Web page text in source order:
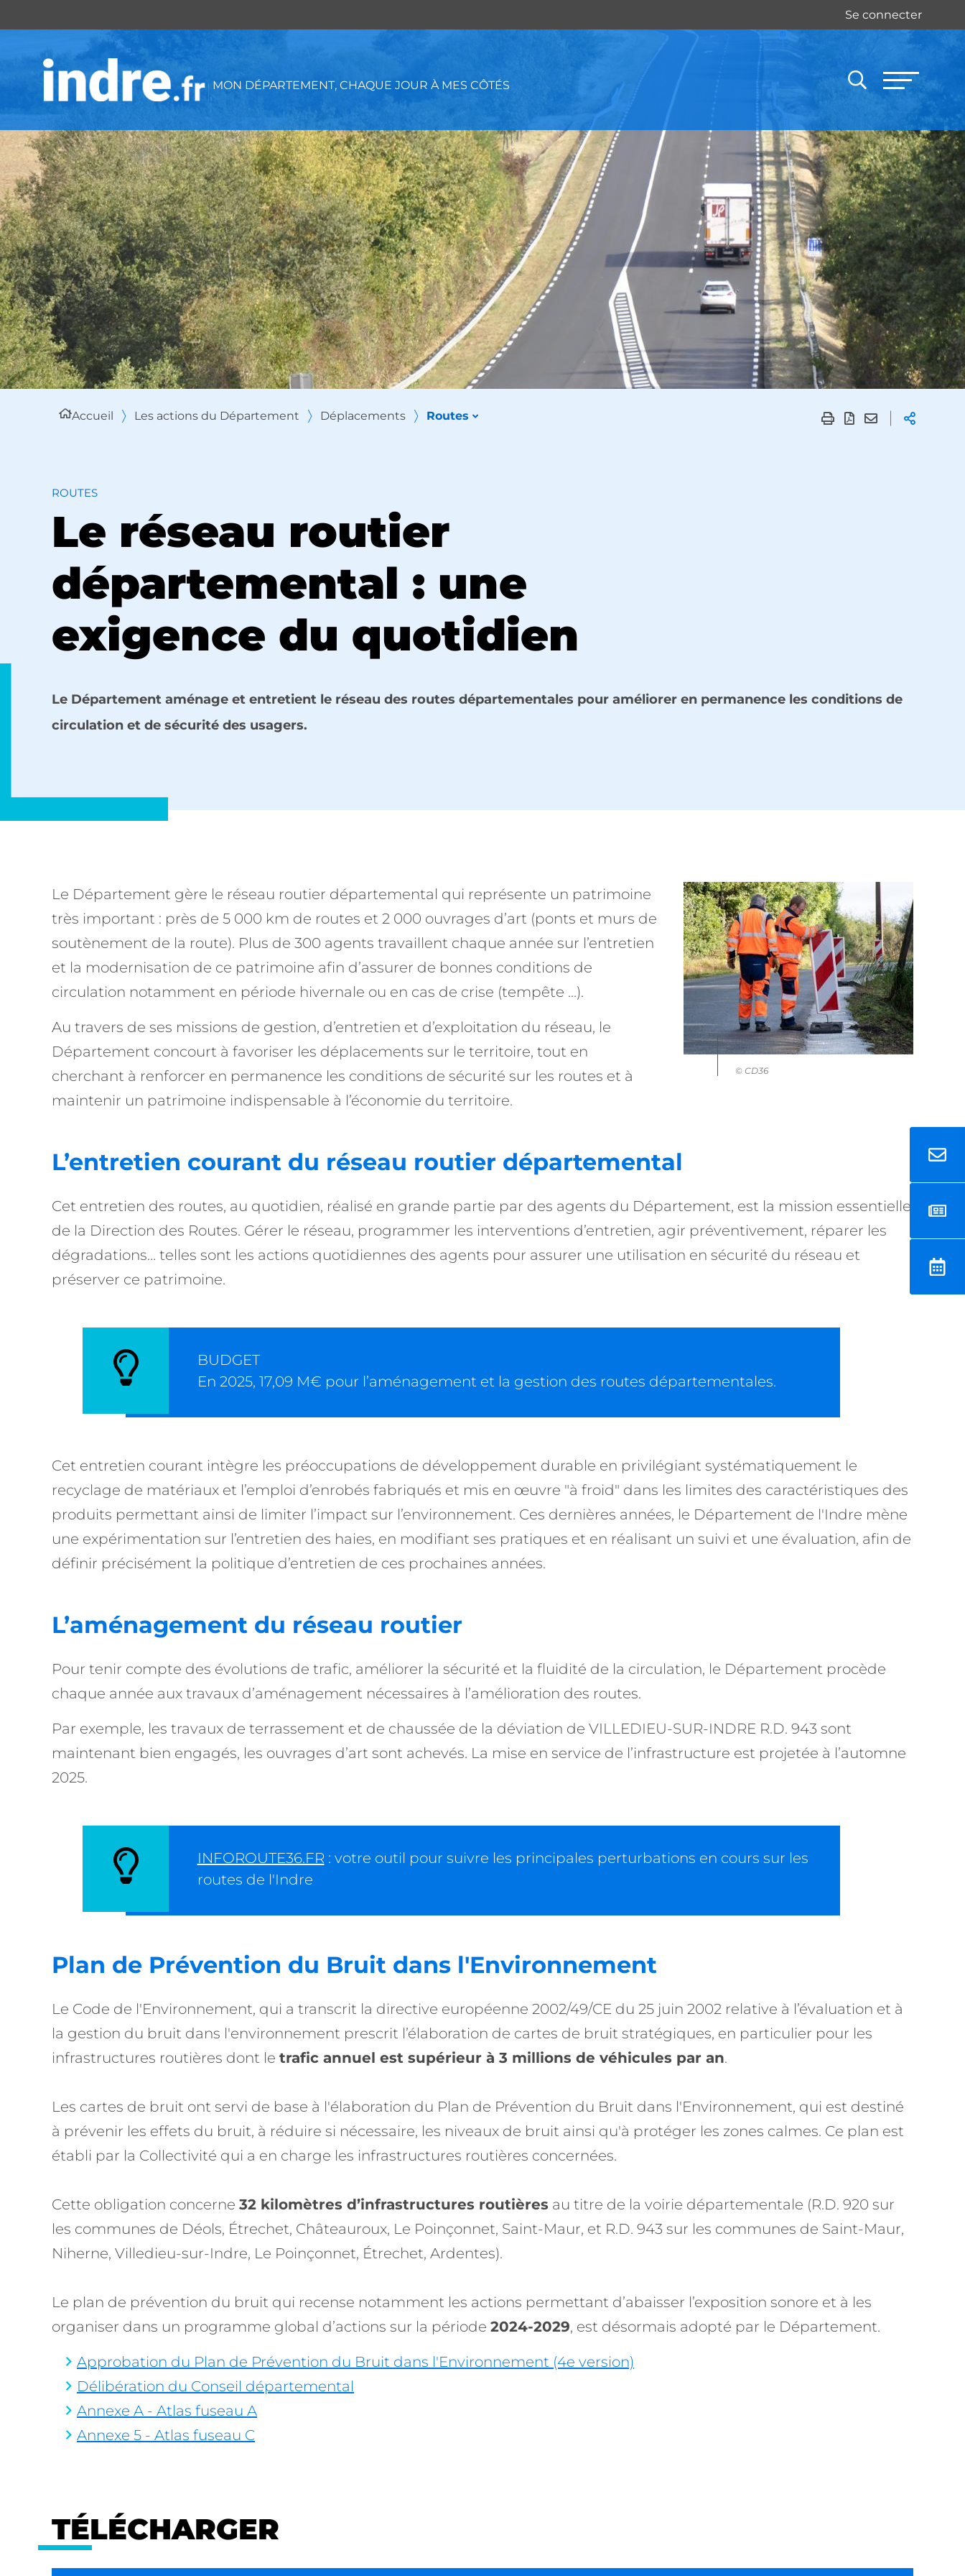
Se connecter
MON DÉPARTEMENT, CHAQUE JOUR À MES CÔTÉS
Accueil Les actions du Département Déplacements Routes
ROUTES
Le réseau routier
départemental : une
exigence du quotidien
Le Département aménage et entretient le réseau des routes départementales pour améliorer en permanence les conditions de
circulation et de sécurité des usagers.
© CD36
Le Département gère le réseau routier départemental qui représente un patrimoine
très important : près de 5 000 km de routes et 2 000 ouvrages d’art (ponts et murs de
soutènement de la route). Plus de 300 agents travaillent chaque année sur l’entretien
et la modernisation de ce patrimoine afin d’assurer de bonnes conditions de
circulation notamment en période hivernale ou en cas de crise (tempête ...).
Au travers de ses missions de gestion, d’entretien et d’exploitation du réseau, le
Département concourt à favoriser les déplacements sur le territoire, tout en
cherchant à renforcer en permanence les conditions de sécurité sur les routes et à
maintenir un patrimoine indispensable à l’économie du territoire.
L’entretien courant du réseau routier départemental
Cet entretien des routes, au quotidien, réalisé en grande partie par des agents du Département, est la mission essentielle
de la Direction des Routes. Gérer le réseau, programmer les interventions d’entretien, agir préventivement, réparer les
dégradations… telles sont les actions quotidiennes des agents pour assurer une utilisation en sécurité du réseau et
préserver ce patrimoine.
BUDGET
En 2025, 17,09 M€ pour l’aménagement et la gestion des routes départementales.
Cet entretien courant intègre les préoccupations de développement durable en privilégiant systématiquement le
recyclage de matériaux et l’emploi d’enrobés fabriqués et mis en œuvre "à froid" dans les limites des caractéristiques des
produits permettant ainsi de limiter l’impact sur l’environnement. Ces dernières années, le Département de l'Indre mène
une expérimentation sur l’entretien des haies, en modifiant ses pratiques et en réalisant un suivi et une évaluation, afin de
définir précisément la politique d’entretien de ces prochaines années.
L’aménagement du réseau routier
Pour tenir compte des évolutions de trafic, améliorer la sécurité et la fluidité de la circulation, le Département procède
chaque année aux travaux d’aménagement nécessaires à l’amélioration des routes.
Par exemple, les travaux de terrassement et de chaussée de la déviation de VILLEDIEU-SUR-INDRE R.D. 943 sont
maintenant bien engagés, les ouvrages d’art sont achevés. La mise en service de l’infrastructure est projetée à l’automne
2025.
INFOROUTE36.FR : votre outil pour suivre les principales perturbations en cours sur les
routes de l'Indre
Plan de Prévention du Bruit dans l'Environnement
Le Code de l'Environnement, qui a transcrit la directive européenne 2002/49/CE du 25 juin 2002 relative à l’évaluation et à
la gestion du bruit dans l'environnement prescrit l’élaboration de cartes de bruit stratégiques, en particulier pour les
infrastructures routières dont le trafic annuel est supérieur à 3 millions de véhicules par an.
Les cartes de bruit ont servi de base à l'élaboration du Plan de Prévention du Bruit dans l'Environnement, qui est destiné
à prévenir les effets du bruit, à réduire si nécessaire, les niveaux de bruit ainsi qu'à protéger les zones calmes. Ce plan est
établi par la Collectivité qui a en charge les infrastructures routières concernées.
Cette obligation concerne 32 kilomètres d’infrastructures routières au titre de la voirie départementale (R.D. 920 sur
les communes de Déols, Étrechet, Châteauroux, Le Poinçonnet, Saint-Maur, et R.D. 943 sur les communes de Saint-Maur,
Niherne, Villedieu-sur-Indre, Le Poinçonnet, Étrechet, Ardentes).
Le plan de prévention du bruit qui recense notamment les actions permettant d’abaisser l’exposition sonore et à les
organiser dans un programme global d’actions sur la période 2024-2029, est désormais adopté par le Département.
Approbation du Plan de Prévention du Bruit dans l'Environnement (4e version)
Délibération du Conseil départemental
Annexe A - Atlas fuseau A
Annexe 5 - Atlas fuseau C
TÉLÉCHARGER